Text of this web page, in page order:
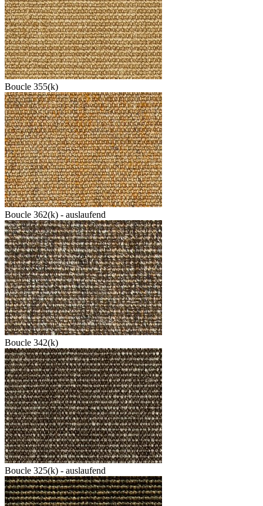
Boucle 355(k)
Boucle 362(k) - auslaufend
Boucle 342(k)
Boucle 325(k) - auslaufend